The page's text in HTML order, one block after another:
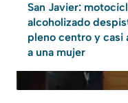
San Javier:
alcoholizado
pleno centro y casi
a una mujer